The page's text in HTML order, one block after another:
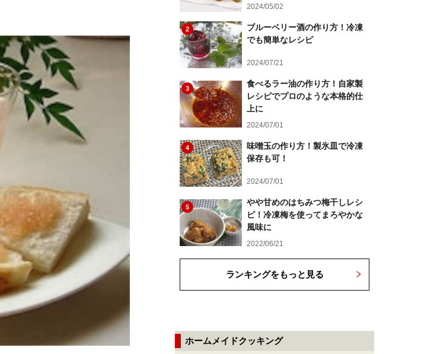
2024/05/02
2
ブルーベリー酒の作り方！冷凍
でも簡単なレシピ
2024/07/21
3
食べるラー油の作り方！自家製
レシピでプロのような本格的仕
上に
2024/07/01
4
味噌玉の作り方！製氷皿で冷凍
保存も可！
2024/07/01
5
やや甘めのはちみつ梅干しレシ
ピ！冷凍梅を使ってまろやかな
風味に
2022/06/21
ランキングをもっと見る
ホームメイドクッキング